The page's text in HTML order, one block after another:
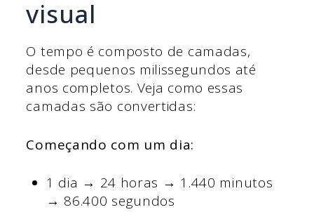
visual
O tempo é composto de camadas,
desde pequenos milissegundos até
anos completos. Veja como essas
camadas são convertidas:
Começando com um dia:
1 dia → 24 horas → 1.440 minutos
→ 86.400 segundos